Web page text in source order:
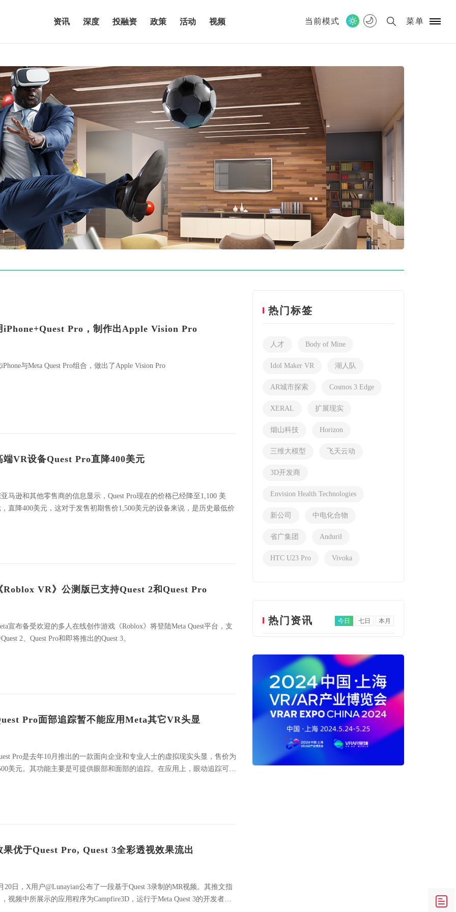
资讯 深度 投融资 政策 活动 视频 当前模式 菜单
iPhone+Quest Pro，制作出Apple Vision Pro
与Meta Quest Pro组合，做出了Apple Vision Pro
端VR设备Quest Pro直降400美元
马逊和其他零售商的信息显示，Quest Pro现在的价格已经降至1,100 美
直降400美元，这对于发售初期售价1,500美元的设备来说，是历史最低价
Roblox VR》公测版已支持Quest 2和Quest Pro
宣布备受欢迎的多人在线创作游戏《Roblox》将登陆Meta Quest平台，支
2、Quest Pro和即将推出的Quest 3。
Pro面部追踪暂不能应用Meta其它VR头显
Pro是去年10月推出的一款面向企业和专业人士的虚拟现实头显，售价为
美元。其功能主要是可提供眼部和面部的追踪。在应用上，眼动追踪可以
果优于Quest Pro, Quest 3全彩透视效果流出
20日，X用户@Lunayian公布了一段基于Quest 3录制的MR视频。其推文指
视频中所展示的应用程序为Campfire3D，运行于Meta Quest 3的开发者套
热门标签
人才 Body of Mine
Idol Maker VR 湖人队
AR城市探索 Cosmos 3 Edge
XERAL 扩展现实
烟山科技 Horizon
三维大模型 飞天云动
3D开发商
Envision Health Technologies
新公司 中电化合物
省广集团 Anduril
HTC U23 Pro Vivoka
热门资讯 今日 七日 本月